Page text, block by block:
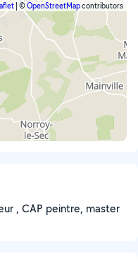
©OpenStreetMapcontributors
, CAP peintre, master